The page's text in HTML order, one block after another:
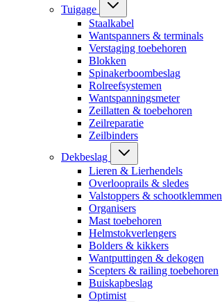
Tuigage
Staalkabel
Wantspanners & terminals
Verstaging toebehoren
Blokken
Spinakerboombeslag
Rolreefsystemen
Wantspanningsmeter
Zeillatten & toebehoren
Zeilreparatie
Zeilbinders
Dekbeslag
Lieren & Lierhendels
Overlooprails & sledes
Valstoppers & schootklemmen
Organisers
Mast toebehoren
Helmstokverlengers
Bolders & kikkers
Wantputtingen & dekogen
Scepters & railing toebehoren
Buiskapbeslag
Optimist